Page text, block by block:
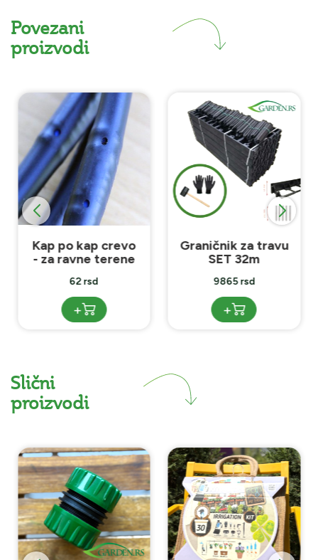
Povezani
proizvodi
Kap po kap crevo
- za ravne terene
62 rsd
+
Graničnik za travu
SET 32m
9865 rsd
+
Slični
proizvodi